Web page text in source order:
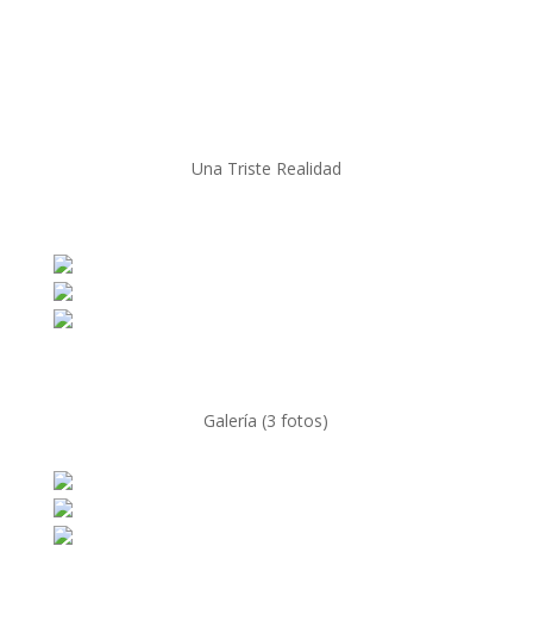
Una Triste Realidad
Galería (3 fotos)